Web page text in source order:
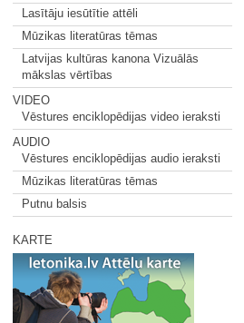
Lasītāju iesūtītie attēli
Mūzikas literatūras tēmas
Latvijas kultūras kanona Vizuālās
mākslas vērtības
VIDEO
Vēstures enciklopēdijas video ieraksti
AUDIO
Vēstures enciklopēdijas audio ieraksti
Mūzikas literatūras tēmas
Putnu balsis
KARTE